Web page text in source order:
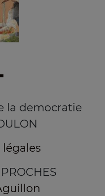
la democratie